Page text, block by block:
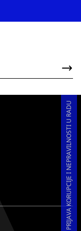
PRIJAVA KORUPCIJE I NEPRAVILNOSTI U RADU